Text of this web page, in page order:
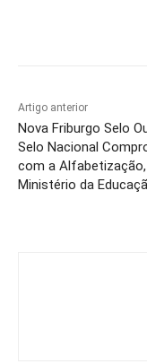
Artigo anterior
Nova Friburgo Selo
Selo Nacional
com a
Ministério da